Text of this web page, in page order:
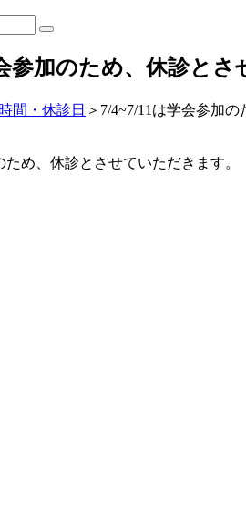
参加のため、休診とさ
間・休診日 ＞ 7/4~7/11は学会参加
ため、休診とさせていただきます。